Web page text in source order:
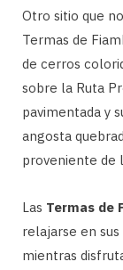
Otro sitio que
Termas de
de cerros
sobre la Ruta
pavimentada y
angosta
proveniente de
Las Termas de
relajarse en
mientras